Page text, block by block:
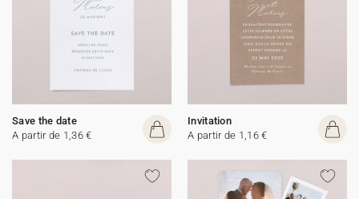
Save the date
A partir de 1,36 €
Invitation
A partir de 1,16 €